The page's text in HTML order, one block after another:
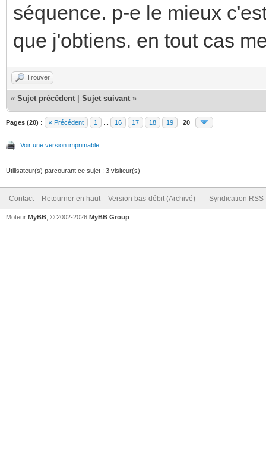
séquence. p-e le mieux
que j'obtiens. en tout cas
Trouver
« Sujet précédent Sujet suivant »
Pages (20) : « Précédent 1 16 17 18 19 20
Voir une version imprimable
Utilisateur(s) parcourant ce sujet : 3 visiteur(s)
Contact Retourner en haut Version bas-débit (Archivé) Syndication RSS
Moteur MyBB , © 2002-2026 MyBB Group